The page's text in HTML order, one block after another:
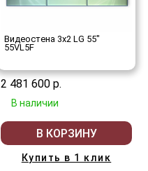
Видеостена 3x2 LG 55"
55VL5F
2 481 600 р.
В наличии
В КОРЗИНУ
Купить в 1 клик